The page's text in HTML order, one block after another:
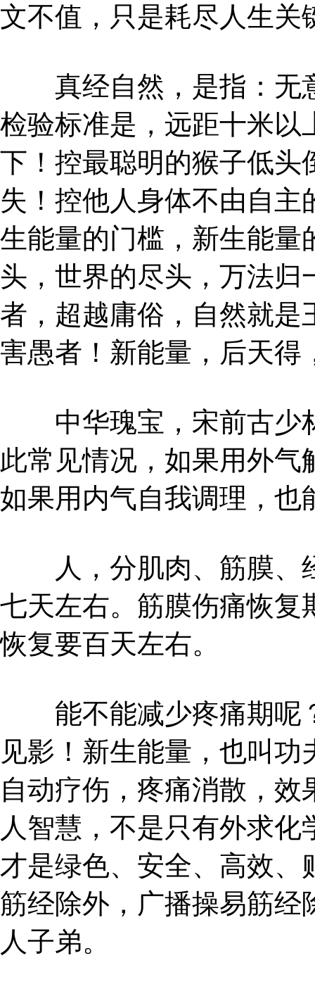
文不值，只是耗尽人生关
真经自然，是指：无
检验标准是，远距十米以
下！控最聪明的猴子低头
失！控他人身体不由自
生能量的门槛，新生能量
头，世界的尽头，万法
者，超越庸俗，自然就是
害愚者！新能量，后天得
中华瑰宝，宋前古少
此常见情况，如果用外
如果用内气自我调理，也
人，分肌肉、筋膜、
七天左右。筋膜伤痛恢复
恢复要百天左右。
能不能减少疼痛期呢
见影！新生能量，也叫
自动疗伤，疼痛消散，
人智慧，不是只有外求
才是绿色、安全、高效
筋经除外，广播操易筋经
人子弟。